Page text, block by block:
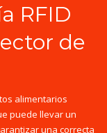
RFID
de
alimentarios
puede llevar un
una correcta